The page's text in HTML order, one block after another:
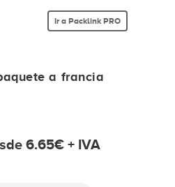
Ir a Packlink PRO
a francia
6.65€ + IVA